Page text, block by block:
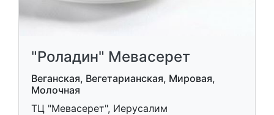
"Роладин" Мевасерет
Веганская, Вегетарианская, Мировая,
Молочная
ТЦ "Мевасерет", Иерусалим